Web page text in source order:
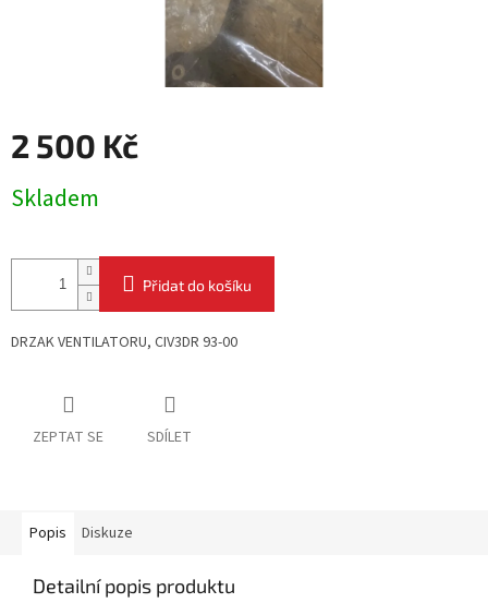
2 500 Kč
cena:
Skladem
Přidat do košíku
DRZAK VENTILATORU, CIV3DR 93-00
ZEPTAT SE SDÍLET
Popis Diskuze
Detailní popis produktu